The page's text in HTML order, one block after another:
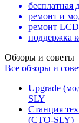
бесплатная
ремонт и
ремонт
поддержка
Обзоры и советы
Все обзоры и
Upgrade
SLY
Станция
(СТО-SLY)